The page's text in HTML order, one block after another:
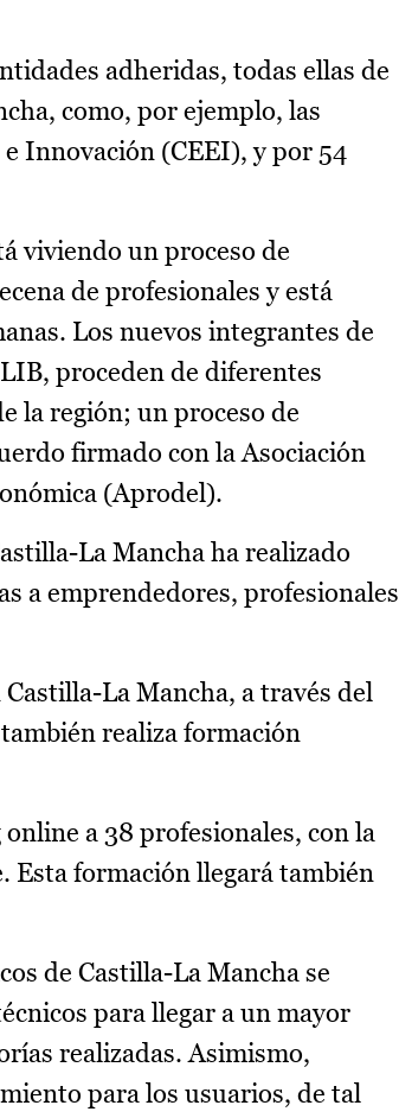
adheridas, todas ellas de
como, por ejemplo, las
Innovación (CEEI), y por 54
viviendo un proceso de
de profesionales y está
Los nuevos integrantes de
proceden de diferentes
la región; un proceso de
firmado con la Asociación
(Aprodel).
La Mancha ha realizado
a emprendedores, profesionales
La Mancha, a través del
realiza formación
a 38 profesionales, con la
Esta formación llegará también
de Castilla-La Mancha se
para llegar a un mayor
realizadas. Asimismo,
para los usuarios, de tal